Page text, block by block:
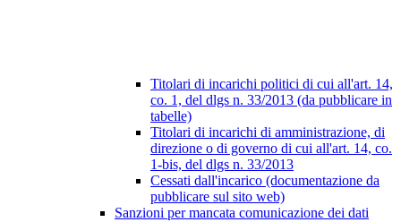
Titolari di incarichi politici di cui all'art. 14,
co. 1, del dlgs n. 33/2013 (da pubblicare in
tabelle)
Titolari di incarichi di amministrazione, di
direzione o di governo di cui all'art. 14, co.
1-bis, del dlgs n. 33/2013
Cessati dall'incarico (documentazione da
pubblicare sul sito web)
Sanzioni per mancata comunicazione dei dati